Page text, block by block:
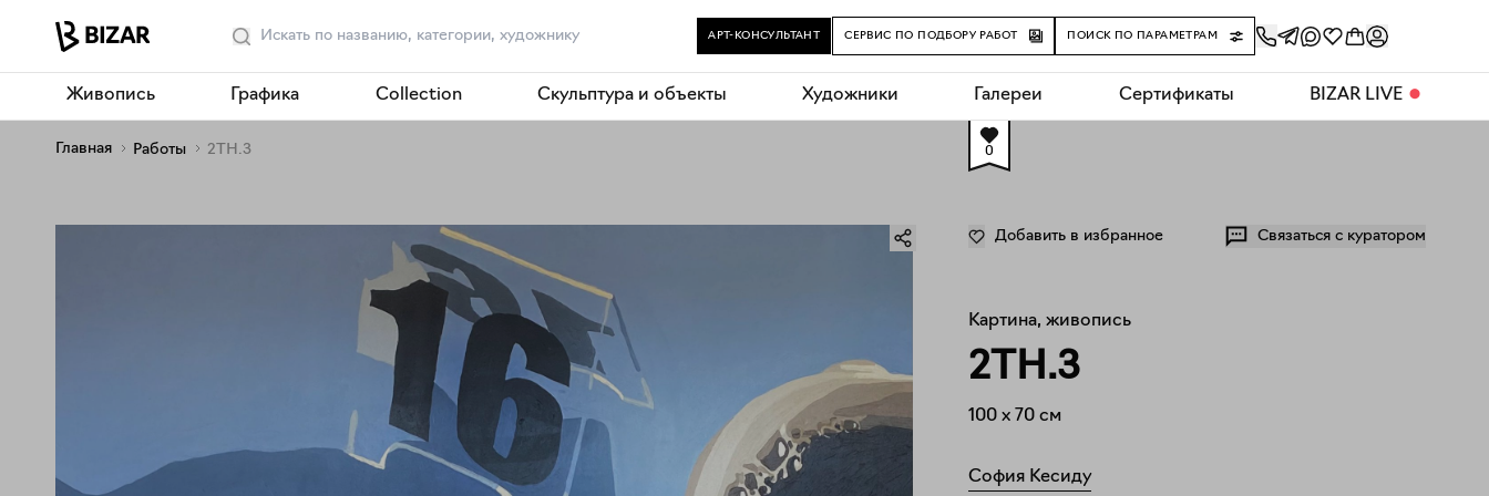
АРТ-КОНСУЛЬТАНТ СЕРВИС ПО ПОДБОРУ РАБОТ ПОИСК ПО ПАРАМЕТРАМ
Живопись Графика Collection Скульптура и объекты Художники Галереи Сертификаты BIZAR LIVE ⬤
Главная Работы 2TH.3 0
Добавить в избранное Связаться с куратором
Картина, живопись
2TH.3
100 x 70 см
София Кесиду